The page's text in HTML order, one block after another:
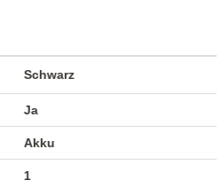
Schwarz
Ja
Akku
1